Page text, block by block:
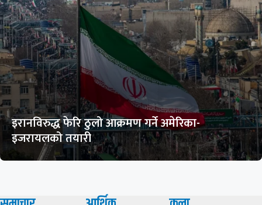
इरानविरुद्ध फेरि ठुलो आक्रमण गर्ने अमेरिका-
इजरायलको तयारी